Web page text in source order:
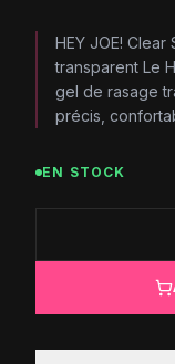
HEY JOE!
transparent Le
gel de rasage
précis,
EN STOCK